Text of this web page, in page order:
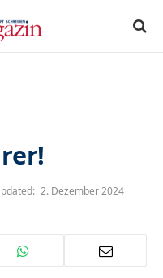
2. Dezember 2024